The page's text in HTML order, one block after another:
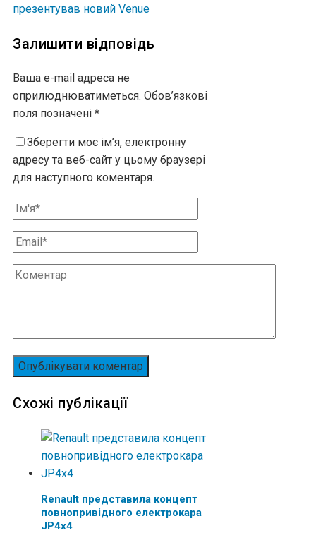
презентував новий Venue
Залишити відповідь
Ваша e-mail адреса не
оприлюднюватиметься. Обов’язкові
поля позначені *
Зберегти моє ім’я, електронну
адресу та веб-сайт у цьому браузері
для наступного коментаря.
Схожі публікації
Renault представила концепт
повнопривідного електрокара
JP4x4